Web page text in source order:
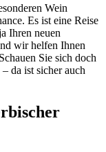
Wein
Es ist eine Reise
Ihren neuen
wir helfen Ihnen
Sie sich doch
– da ist sicher auch